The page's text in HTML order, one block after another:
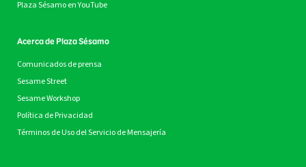
Plaza Sésamo en YouTube
Acerca de Plaza Sésamo
Comunicados de prensa
Sesame Street
Sesame Workshop
Política de Privacidad
Términos de Uso del Servicio de Mensajería